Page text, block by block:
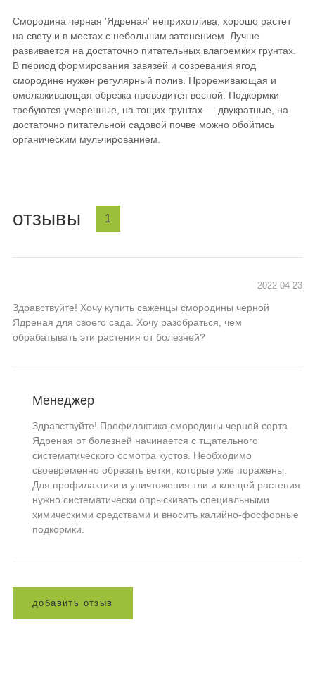
Смородина черная 'Ядреная' неприхотлива, хорошо растет
на свету и в местах с небольшим затенением. Лучше
развивается на достаточно питательных влагоемких грунтах.
В период формирования завязей и созревания ягод
смородине нужен регулярный полив. Прореживающая и
омолаживающая обрезка проводится весной. Подкормки
требуются умеренные, на тощих грунтах — двукратные, на
достаточно питательной садовой почве можно обойтись
органическим мульчированием.
отзывы 1
2022-04-23
Здравствуйте! Хочу купить саженцы смородины черной
Ядреная для своего сада. Хочу разобраться, чем
обрабатывать эти растения от болезней?
Менеджер
Здравствуйте! Профилактика смородины черной сорта
Ядреная от болезней начинается с тщательного
систематического осмотра кустов. Необходимо
своевременно обрезать ветки, которые уже поражены.
Для профилактики и уничтожения тли и клещей растения
нужно систематически опрыскивать специальными
химическими средствами и вносить калийно-фосфорные
подкормки.
доба вит ь отз ыв